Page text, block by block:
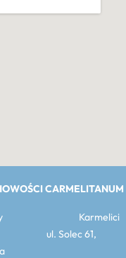
CARMELITANUM
Trójcy Karmelici